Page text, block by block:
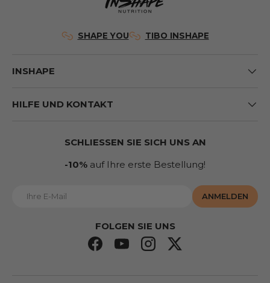
SHAPE YOU TIBO INSHAPE
INSHAPE
HILFE UND KONTAKT
SCHLIESSEN SIE SICH UNS AN
-10% auf Ihre erste Bestellung!
ANMELDEN
FOLGEN SIE UNS
Facebook
YouTubeInstagram
Twitter